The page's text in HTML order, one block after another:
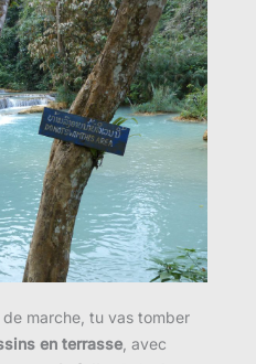
marche, tu vas tomber
en terrasse , avec